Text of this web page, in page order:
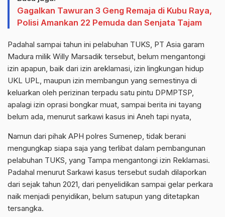
Gagalkan Tawuran 3 Geng Remaja di Kubu Raya,
Polisi Amankan 22 Pemuda dan Senjata Tajam
Padahal sampai tahun ini pelabuhan TUKS, PT Asia garam
Madura milik Willy Marsadik tersebut, belum mengantongi
izin apapun, baik dari izin areklamasi, izin lingkungan hidup
UKL UPL, maupun izin membangun yang semestinya di
keluarkan oleh perizinan terpadu satu pintu DPMPTSP,
apalagi izin oprasi bongkar muat, sampai berita ini tayang
belum ada, menurut sarkawi kasus ini Aneh tapi nyata,
Namun dari pihak APH polres Sumenep, tidak berani
mengungkap siapa saja yang terlibat dalam pembangunan
pelabuhan TUKS, yang Tampa mengantongi izin Reklamasi.
Padahal menurut Sarkawi kasus tersebut sudah dilaporkan
dari sejak tahun 2021, dari penyelidikan sampai gelar perkara
naik menjadi penyidikan, belum satupun yang ditetapkan
tersangka.